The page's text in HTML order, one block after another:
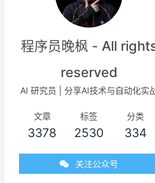
程序员晚枫 - All
reserved
AI 研究员 | 分享AI技术与自动化实
文章
3378
标签
2530
分类
334
关注公众号